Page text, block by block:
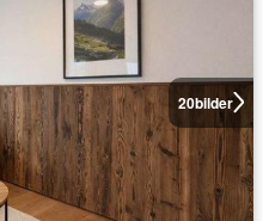
20bilder